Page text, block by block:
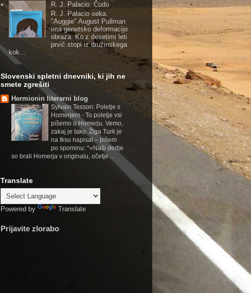
R. J. Palacio: Čudo
R. J. Palacio seka.
"Auggie" August Pullman
ima genetsko deformacijo
obraza. Ko z desetimi leti
prvič stopi iz družinskega
kok...
Slovenski spletni dnevniki, ki jih ne
smete zgrešiti
Hermionin literarni blog
Sylvain Tesson: Poletje s
Homerjem- To poletje vsi
pišemo o Homerju. Vemo,
zakaj je tako. Žiga Turk je
na Iksu napisal – pišem
po spominu: *»Naši dedje
so brali Homerja v originalu, očetje ...
Translate
Powered by Translate
Prijavite zlorabo